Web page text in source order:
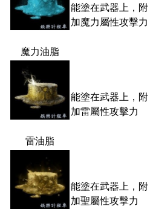
魔力油脂
能塗在武器上，附
加魔力屬性攻擊力
雷油脂
能塗在武器上，附
加雷屬性攻擊力
能塗在武器上，附
加聖屬性攻擊力